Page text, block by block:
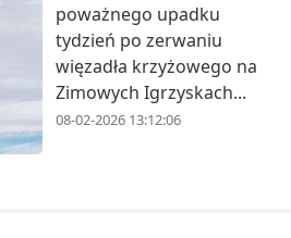
poważnego upadku
tydzień po zerwaniu
więzadła krzyżowego na
Zimowych Igrzyskach...
08-02-2026 13:12:06